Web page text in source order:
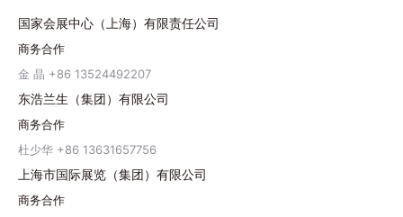
国家会展中心（上海）有限责任公司
商务合作
金 晶 +86 13524492207
东浩兰生（集团）有限公司
商务合作
杜少华 +86 13631657756
上海市国际展览（集团）有限公司
商务合作